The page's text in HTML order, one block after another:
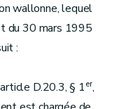
wallonne, lequel
du 30 mars 1995
:
D.20.3, § 1er,